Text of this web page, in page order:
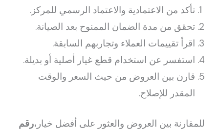
تأكد من الاعتمادية والاعتماد الرسمي للمركز.
تحقق من مدة الضمان الممنوح بعد الصيانة.
اقرأ تقييمات العملاء وتجاربهم السابقة.
استفسر عن استخدام قطع غيار أصلية أو بديلة.
قارن بين العروض من حيث السعر والوقت
المقدر للإصلاح.
للمقارنة بين العروض والعثور على أفضل خيار،رقم